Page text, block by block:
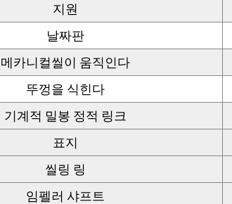
지원
날짜판
메카니컬씰이 움직인다
뚜껑을 식힌다
기계적 밀봉 정적 링크
표지
씰링 링
임펠러 샤프트